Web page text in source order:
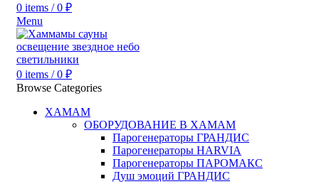
0 items / 0 ₽
Menu
0 items / 0 ₽
Browse Categories
ХАМАМ
ОБОРУДОВАНИЕ В ХАМАМ
Парогенераторы ГРАНДИС
Парогенераторы HARVIA
Парогенераторы ПАРОМАКС
Душ эмоций ГРАНДИС